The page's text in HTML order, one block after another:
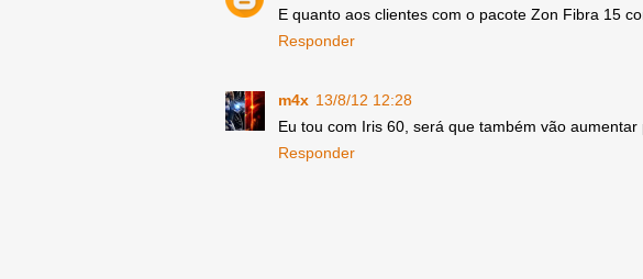
E quanto aos clientes com o pacote Zon Fibra 15
Responder
m4x 13/8/12 12:28
Eu tou com Iris 60, será que também vão aumentar
Responder